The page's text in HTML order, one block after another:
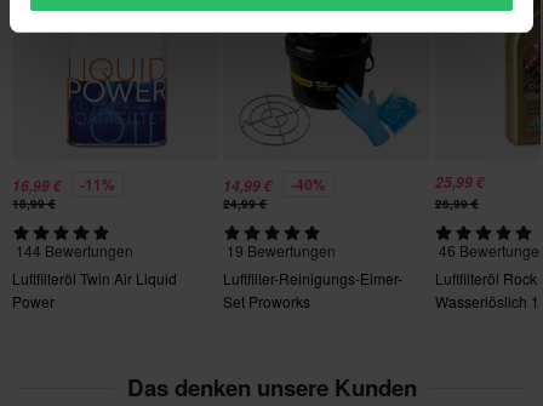
16,99 € -11%
18,99 €
144 Bewertungen
Luftfilteröl Twin Air Liquid
Power
14,99 € -40%
24,99 €
19 Bewertungen
Luftfilter-Reinigungs-Eimer-
Set Proworks
25,99 €
26,99 €
46
Luftfilteröl Rock
Wasserlöslich
Das denken unsere Kunden